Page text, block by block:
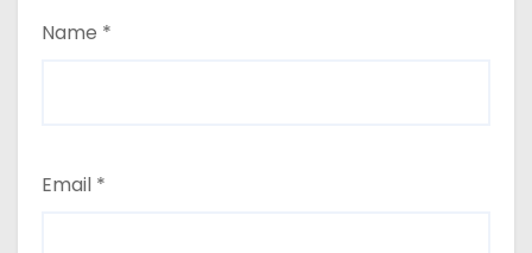
Name *
Email *